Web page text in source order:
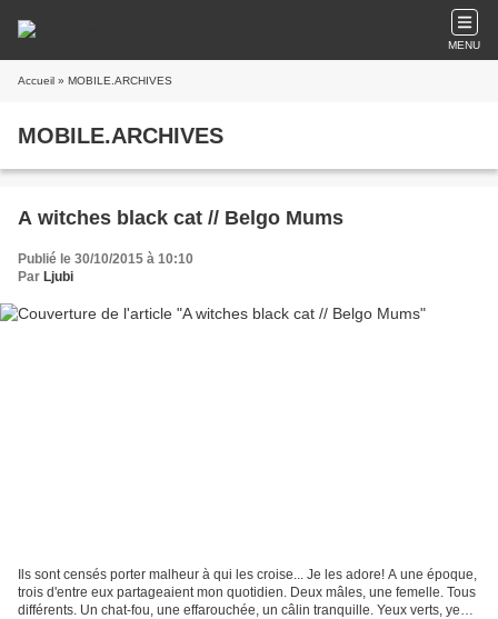
MENU
Accueil » MOBILE.ARCHIVES
MOBILE.ARCHIVES
A witches black cat // Belgo Mums
Publié le 30/10/2015 à 10:10
Par Ljubi
Ils sont censés porter malheur à qui les croise... Je les adore! A une époque,
trois d'entre eux partageaient mon quotidien. Deux mâles, une femelle. Tous
différents. Un chat-fou, une effarouchée, un câlin tranquille. Yeux verts, yeux